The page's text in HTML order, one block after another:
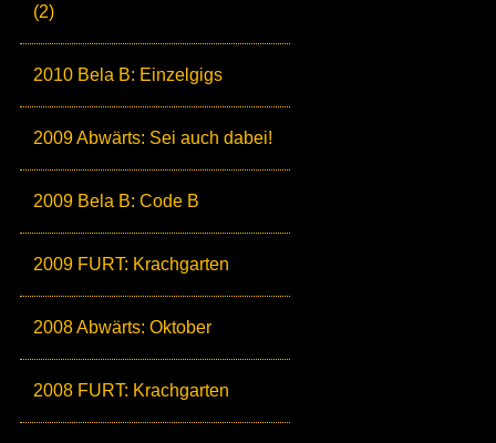
(2)
2010 Bela B: Einzelgigs
2009 Abwärts: Sei auch dabei!
2009 Bela B: Code B
2009 FURT: Krachgarten
2008 Abwärts: Oktober
2008 FURT: Krachgarten